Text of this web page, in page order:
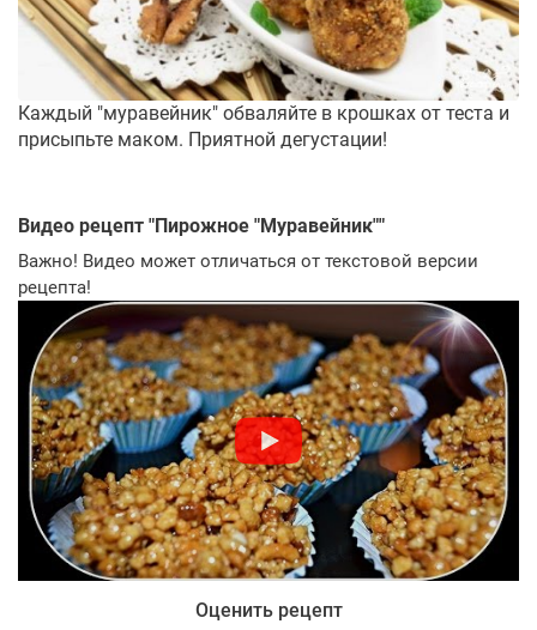
Каждый "муравейник" обваляйте в крошках от теста и
присыпьте маком. Приятной дегустации!
Видео рецепт "Пирожное "Муравейник""
Важно! Видео может отличаться от текстовой версии
рецепта!
Оценить рецепт